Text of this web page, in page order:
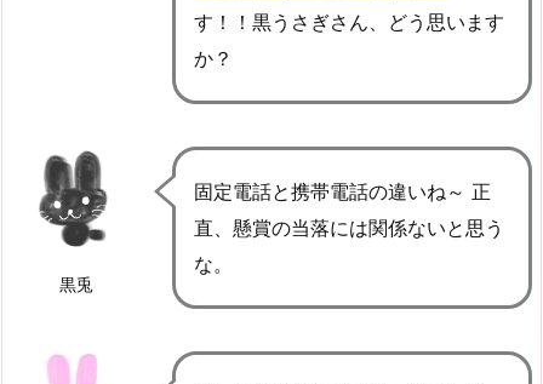
す！！黒うさぎさん、どう思います
か？
黒兎
固定電話と携帯電話の違いね～ 正
直、懸賞の当落には関係ないと思う
な。